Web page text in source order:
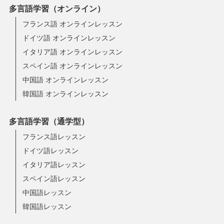
多言語学習（オンライン）
フランス語 オンラインレッスン
ドイツ語 オンラインレッスン
イタリア語 オンラインレッスン
スペイン語 オンラインレッスン
中国語 オンラインレッスン
韓国語 オンラインレッスン
多言語学習（通学型）
フランス語レッスン
ドイツ語レッスン
イタリア語レッスン
スペイン語レッスン
中国語レッスン
韓国語レッスン